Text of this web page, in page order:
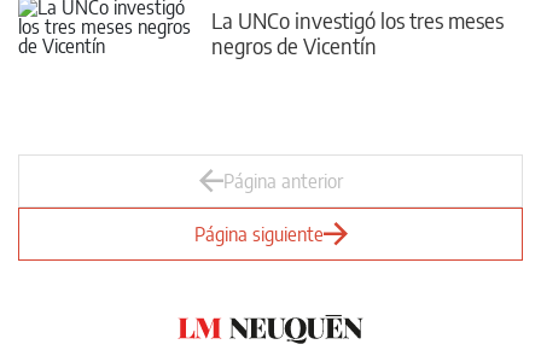
La UNCo investigó los tres meses
negros de Vicentín
Página anterior
Página siguiente